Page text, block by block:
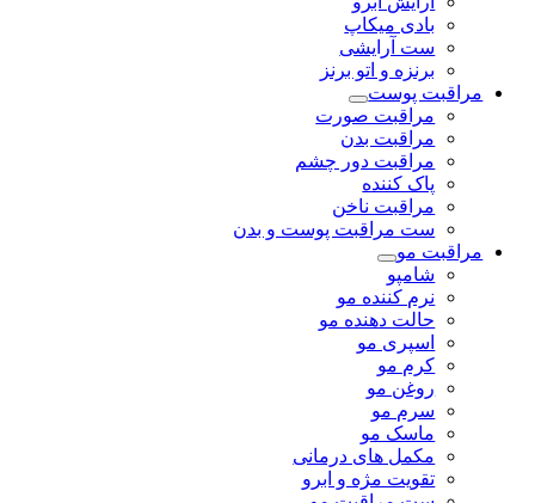
بادی میکاپ
ست آرایشی
برنزه و اتو برنز
مراقبت پوست
مراقبت صورت
مراقبت بدن
مراقبت دور چشم
پاک کننده
مراقبت ناخن
ست مراقبت پوست و بدن
مراقبت مو
شامپو
نرم کننده مو
حالت دهنده مو
اسپری مو
کرم مو
روغن مو
سرم مو
ماسک مو
مکمل های درمانی
تقویت مژه و ابرو